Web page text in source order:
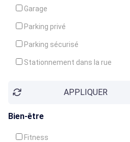
Garage
Parking privé
Parking sécurisé
Stationnement dans la rue
APPLIQUER
Bien-être
Fitness